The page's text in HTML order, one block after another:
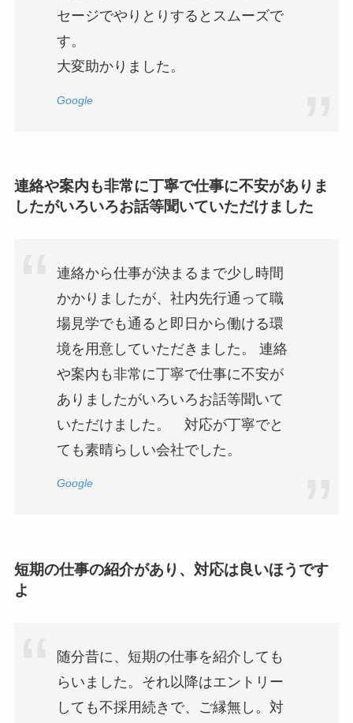
セージでやりとりするとスムーズで
す。
大変助かりました。
Google
連絡や案内も非常に丁寧で仕事に不安がありま
したがいろいろお話等聞いていただけました
連絡から仕事が決まるまで少し時間
かかりましたが、社内先行通って職
場見学でも通ると即日から働ける環
境を用意していただきました。 連絡
や案内も非常に丁寧で仕事に不安が
ありましたがいろいろお話等聞いて
いただけました。 対応が丁寧でと
ても素晴らしい会社でした。
Google
短期の仕事の紹介があり、対応は良いほうです
よ
随分昔に、短期の仕事を紹介しても
らいました。それ以降はエントリー
しても不採用続きで、ご縁無し。対